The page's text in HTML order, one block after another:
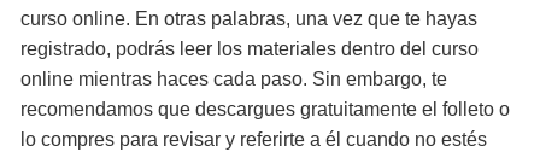
curso online. En otras palabras, una vez que te hayas
registrado, podrás leer los materiales dentro del curso
online mientras haces cada paso. Sin embargo, te
recomendamos que descargues gratuitamente el folleto o
lo compres para revisar y referirte a él cuando no estés